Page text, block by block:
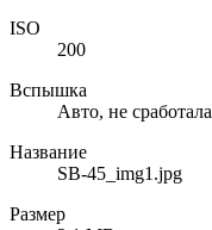
ISO
200
Вспышка
Авто, не сработала
Название
SB-45_img1.jpg
Размер